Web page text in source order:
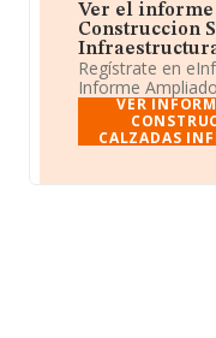
Ver el
Construccion
Regístrate en
Informe
VER
CALZADAS